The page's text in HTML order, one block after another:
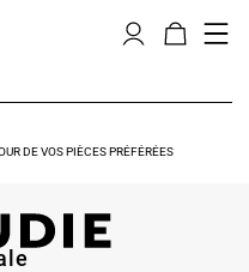
DE VOS PIÈCES PRÉFÉRÉES